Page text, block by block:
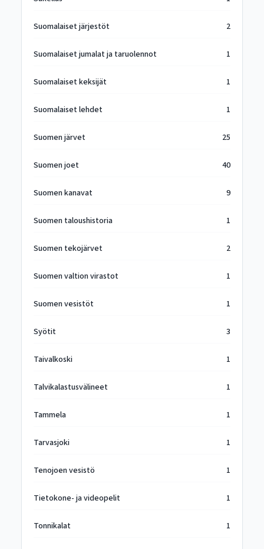
Suomalaiset järjestöt 2
Suomalaiset jumalat ja taruolennot 1
Suomalaiset keksijät 1
Suomalaiset lehdet 1
Suomen järvet 25
Suomen joet 40
Suomen kanavat 9
Suomen taloushistoria 1
Suomen tekojärvet 2
Suomen valtion virastot 1
Suomen vesistöt 1
Syötit 3
Taivalkoski 1
Talvikalastusvälineet 1
Tammela 1
Tarvasjoki 1
Tenojoen vesistö 1
Tietokone- ja videopelit 1
Tonnikalat 1